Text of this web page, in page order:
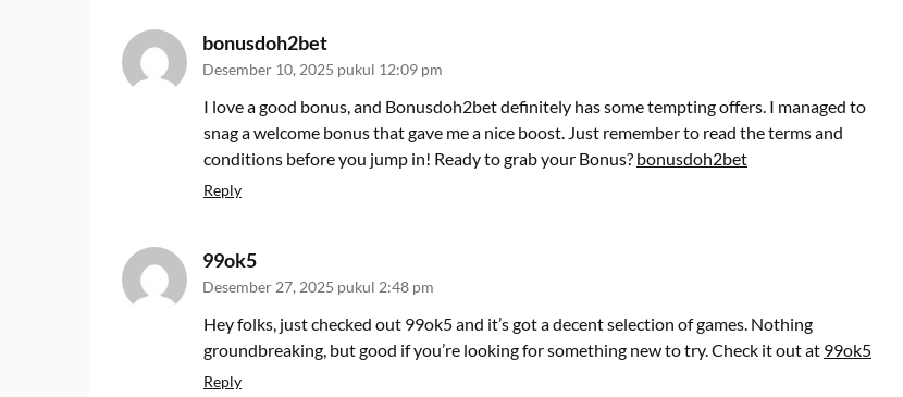
bonusdoh2bet
Desember 10, 2025 pukul 12:09 pm
I love a good bonus, and Bonusdoh2bet definitely has some tempting offers. I managed to
snag a welcome bonus that gave me a nice boost. Just remember to read the terms and
conditions before you jump in! Ready to grab your Bonus? bonusdoh2bet
Reply
99ok5
Desember 27, 2025 pukul 2:48 pm
Hey folks, just checked out 99ok5 and it’s got a decent selection of games. Nothing
groundbreaking, but good if you’re looking for something new to try. Check it out at 99ok5
Reply